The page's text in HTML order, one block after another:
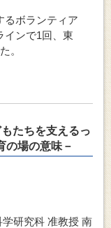
るボランティア
インで1回、東
。
たちを支えるっ
の場の意味－
研究科 准教授 南